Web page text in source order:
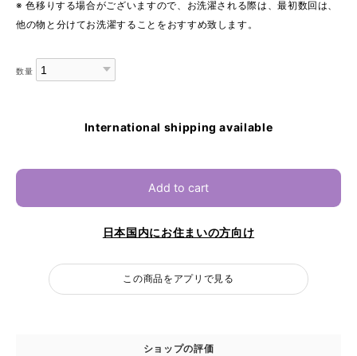
※ 色移りする場合がございますので、お洗濯される際は、最初数回は、
他の物と分けてお洗濯することをおすすめ致します。
数量
International shipping available
Add to cart
日本国内にお住まいの方向け
この商品をアプリで見る
ショップの評価